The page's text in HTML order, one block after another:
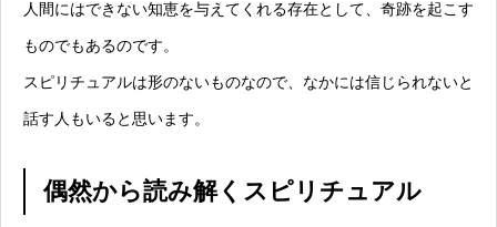
人間にはできない知恵を与えてくれる存在として、奇跡を起こす
ものでもあるのです。
スピリチュアルは形のないものなので、なかには信じられないと
話す人もいると思います。
偶然から読み解くスピリチュアル